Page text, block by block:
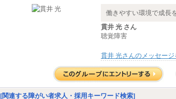
■(株
総合
■(株
終了
総合
働きやすい環境で成長
貫井 光 さん
聴覚障害
貫井 光さんのメッセージ
[関連する障がい者求人・採用キーワード検索]